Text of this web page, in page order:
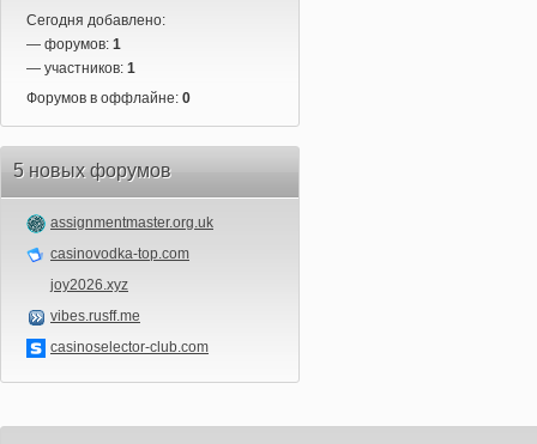
Сегодня добавлено:
— форумов: 1
— участников: 1
Форумов в оффлайне: 0
5 новых форумов
assignmentmaster.org.uk
casinovodka-top.com
joy2026.xyz
vibes.rusff.me
casinoselector-club.com